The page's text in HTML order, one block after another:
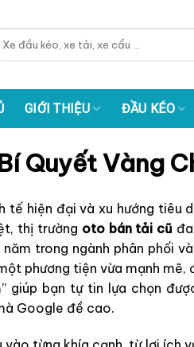
GIỚI THIỆU ĐẦU KÉO
Quyết Vàng
tế hiện đại và xu hướng
thị trường oto bán tải cũ
năm trong ngành phân phối
phương tiện vừa mạnh
giúp bạn tự tin lựa chọn
Google đề cao.